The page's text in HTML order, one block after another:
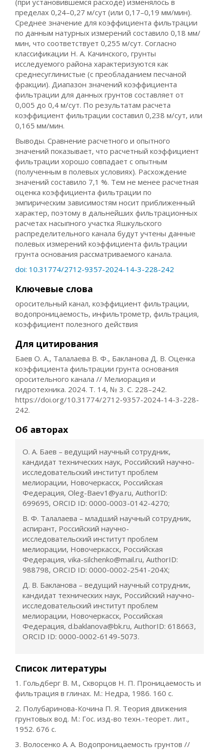
(при установившемся расходе) изменялось в
пределах 0,24–0,27 м/сут (или 0,17–0,19 мм/мин).
Среднее значение для коэффициента фильтрации
по данным натурных измерений составило 0,18 мм/
мин, что соответствует 0,255 м/сут. Согласно
классификации Н. А. Качинского, грунты
исследуемого района характеризуются как
среднесуглинистые (с преобладанием песчаной
фракции). Диапазон значений коэффициента
фильтрации для данных грунтов составляет от
0,005 до 0,4 м/сут. По результатам расчета
коэффициент фильтрации составил 0,238 м/сут, или
0,165 мм/мин.
Выводы. Сравнение расчетного и опытного
значений показывает, что расчетный коэффициент
фильтрации хорошо совпадает с опытным
(полученным в полевых условиях). Расхождение
значений составило 7,1 %. Тем не менее расчетная
оценка коэффициента фильтрации по
эмпирическим зависимостям носит приближенный
характер, поэтому в дальнейших фильтрационных
расчетах насыпного участка Яшкульского
распределительного канала будут учтены данные
полевых измерений коэффициента фильтрации
грунта основания рассматриваемого канала.
doi: 10.31774/2712-9357-2024-14-3-228-242
Ключевые слова
оросительный канал, коэффициент фильтрации,
водопроницаемость, инфильтрометр, фильтрация,
коэффициент полезного действия
Для цитирования
Баев О. А., Талалаева В. Ф., Бакланова Д. В. Оценка
коэффициента фильтрации грунта основания
оросительного канала // Мелиорация и
гидротехника. 2024. Т. 14, № 3. С. 228–242.
https://doi.org/10.31774/2712-9357-2024-14-3-228-
242.
Об авторах
О. А. Баев – ведущий научный сотрудник,
кандидат технических наук, Российский научно-
исследовательский институт проблем
мелиорации, Новочеркасск, Российская
Федерация, Oleg-Baev1@ya.ru, AuthorID:
699695, ORCID ID: 0000-0003-0142-4270;
В. Ф. Талалаева – младший научный сотрудник,
аспирант, Российский научно-
исследовательский институт проблем
мелиорации, Новочеркасск, Российская
Федерация, vika-silchenko@mail.ru, AuthorID:
988798, ORCID ID: 0000-0002-2541-204X;
Д. В. Бакланова – ведущий научный сотрудник,
кандидат технических наук, Российский научно-
исследовательский институт проблем
мелиорации, Новочеркасск, Российская
Федерация, d.baklanova@bk.ru, AuthorID: 618663,
ORCID ID: 0000-0002-6149-5073.
Список литературы
1. Гольдберг В. М., Скворцов Н. П. Проницаемость и
фильтрация в глинах. М.: Недра, 1986. 160 с.
2. Полубаринова-Кочина П. Я. Теория движения
грунтовых вод. М.: Гос. изд-во техн.-теорет. лит.,
1952. 676 с.
3. Волосенко А. А. Водопроницаемость грунтов //